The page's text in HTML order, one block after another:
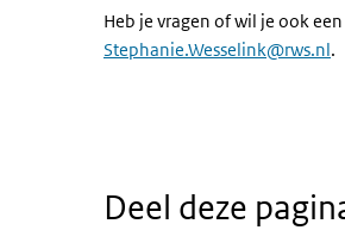
Heb je vragen of wil je ook
Stephanie.Wesselink@rws.nl.
Deel deze